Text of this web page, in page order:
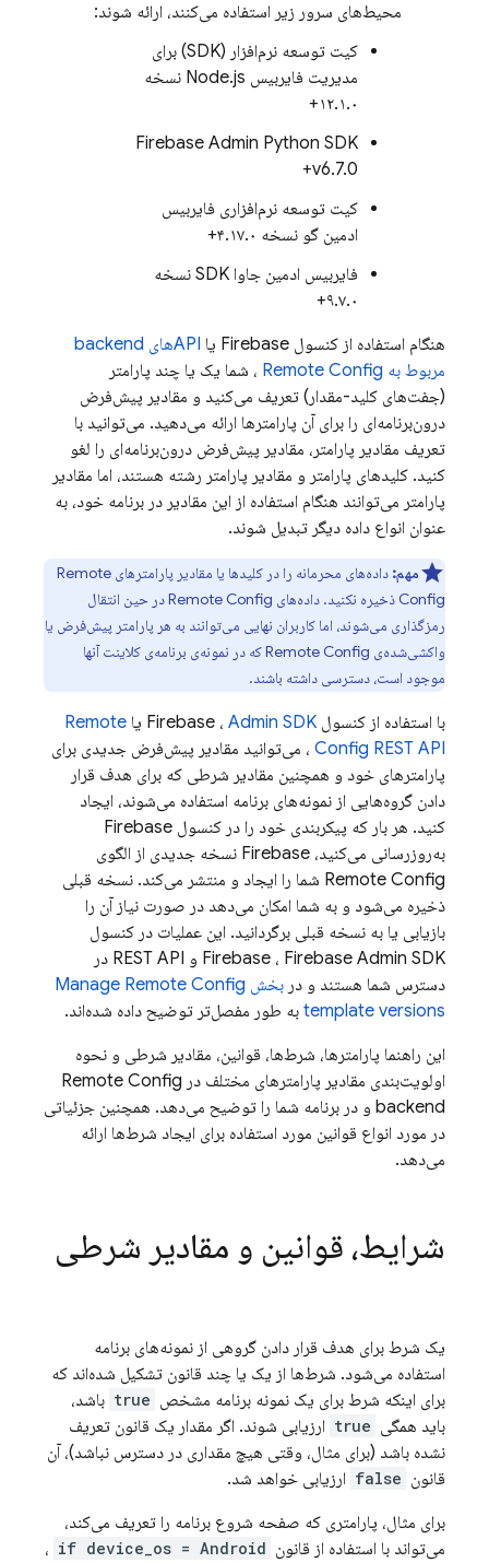
محیط‌های سرور زیر استفاده می‌کنند، ارائه شوند:
کیت توسعه نرم‌افزار (SDK) برای
مدیریت فایربیس Node.js نسخه
۱۲.۱.۰+
Firebase Admin Python SDK
v6.7.0+
کیت توسعه نرم‌افزاری فایربیس
ادمین گو نسخه ۴.۱۷.۰+
فایربیس ادمین جاوا SDK نسخه
۹.۷.۰+
هنگام استفاده از کنسول Firebase یا
APIهای backend
مربوط به Remote Config ، شما یک یا چند پارامتر
(جفت‌های کلید-مقدار) تعریف می‌کنید و مقادیر پیش‌فرض
درون‌برنامه‌ای را برای آن پارامترها ارائه می‌دهید. می‌توانید با
تعریف مقادیر پارامتر، مقادیر پیش‌فرض درون‌برنامه‌ای را لغو
کنید. کلیدهای پارامتر و مقادیر پارامتر رشته هستند، اما مقادیر
پارامتر می‌توانند هنگام استفاده از این مقادیر در برنامه خود، به
عنوان انواع داده دیگر تبدیل شوند.
مهم: داده‌های محرمانه را در کلیدها یا مقادیر پارامترهای Remote
Config ذخیره نکنید. داده‌های Remote Configدر حین انتقال
رمزگذاری می‌شوند، اما کاربران نهایی می‌توانند به هر پارامتر پیش‌فرض یا
واکشی‌شده‌ی Remote Configکه در نمونه‌ی برنامه‌ی کلاینت آنها
موجود است، دسترسی داشته باشند.
با استفاده از کنسول Firebase ، Admin SDK یا Remote
Config REST API
، می‌توانید مقادیر پیش‌فرض جدیدی برای
پارامترهای خود و همچنین مقادیر شرطی که برای هدف قرار
دادن گروه‌هایی از نمونه‌های برنامه استفاده می‌شوند، ایجاد
کنید. هر بار که پیکربندی خود را در کنسول Firebase
به‌روزرسانی می‌کنید، Firebase نسخه جدیدی از الگوی
Remote Config شما را ایجاد و منتشر می‌کند. نسخه قبلی
ذخیره می‌شود و به شما امکان می‌دهد در صورت نیاز آن را
بازیابی یا به نسخه قبلی برگردانید. این عملیات در کنسول
Firebase ، Firebase Admin SDK
و REST API در
دسترس شما هستند و در بخش Manage Remote Config
template versions به طور مفصل‌تر توضیح داده شده‌اند.
این راهنما پارامترها، شرط‌ها، قوانین، مقادیر شرطی و نحوه
اولویت‌بندی مقادیر پارامترهای مختلف در Remote Config
backend و در برنامه شما را توضیح می‌دهد. همچنین جزئیاتی
در مورد انواع قوانین مورد استفاده برای ایجاد شرط‌ها ارائه
می‌دهد.
شرایط، قوانین و مقادیر شرطی
یک شرط برای هدف قرار دادن گروهی از نمونه‌های برنامه
استفاده می‌شود. شرط‌ها از یک یا چند قانون تشکیل شده‌اند که
برای اینکه شرط برای یک نمونه برنامه مشخص true باشد،
باید همگی true ارزیابی شوند. اگر مقدار یک قانون تعریف
نشده باشد (برای مثال، وقتی هیچ مقداری در دسترس نباشد)، آن
قانون false ارزیابی خواهد شد.
برای مثال، پارامتری که صفحه شروع برنامه را تعریف می‌کند،
می‌تواند با استفاده از قانون if device_os = Android ،